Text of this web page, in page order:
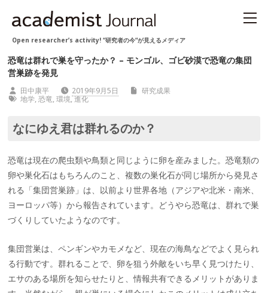
Open researcher’s activity! “研究者の今“が見えるメディア
恐竜は群れで巣を守ったか？ – モンゴル、ゴビ砂漠で恐竜の集団
営巣跡を発見
田中康平 2019年9月5日
研究成果
地学, 恐竜, 環境,進化
なにゆえ君は群れるのか？
恐竜は現在の爬虫類や鳥類と同じように卵を産みました。恐竜類の
卵や巣化石はもちろんのこと、複数の巣化石が同じ場所から発見さ
れる「集団営巣跡」は、以前より世界各地（アジアや北米・南米、
ヨーロッパ等）から報告されています。どうやら恐竜は、群れで巣
づくりしていたようなのです。
集団営巣は、ペンギンやカモメなど、現在の海鳥などでよく見られ
る行動です。群れることで、卵を狙う外敵をいち早く見つけたり、
エサのある場所を知らせたりと、情報共有できるメリットがありま